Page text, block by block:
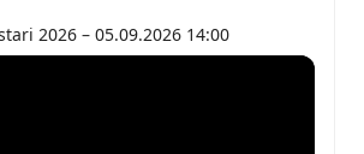
2026 – 05.09.2026 14:00